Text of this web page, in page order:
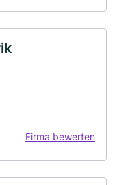
Firma bewerten